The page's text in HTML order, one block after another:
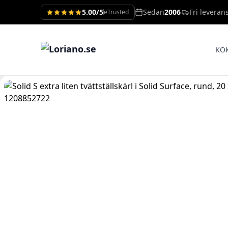
5.00/5eTrusted Sedan2006 Fri